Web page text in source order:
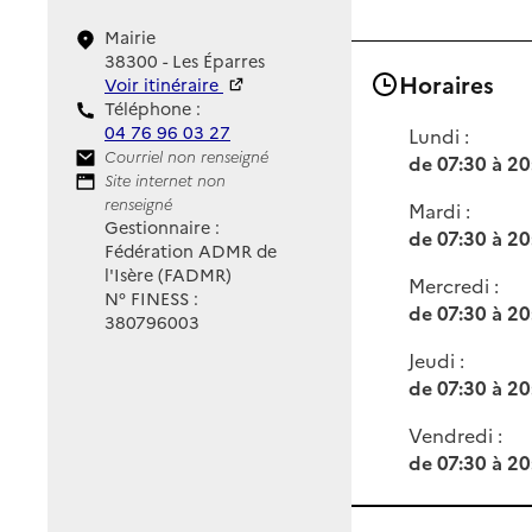
Mairie
38300 - Les Éparres
Voir itinéraire
Téléphone :
04 76 96 03 27
Contact
Courriel non renseigné
Site Internet
Site internet non
renseigné
Gestionnaire :
Fédération ADMR de
l'Isère (FADMR)
N° FINESS :
380796003
Horaires
Lundi :
de 07:30 à
Mardi :
de 07:30 à
Mercredi :
de 07:30 à
Jeudi :
de 07:30 à
Vendredi :
de 07:30 à